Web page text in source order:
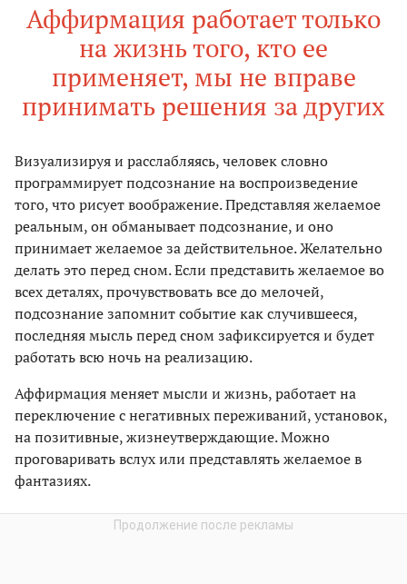
Аффирмация работает только
на жизнь того, кто ее
применяет, мы не вправе
принимать решения за других
Визуализируя и расслабляясь, человек словно
программирует подсознание на воспроизведение
того, что рисует воображение. Представляя желаемое
реальным, он обманывает подсознание, и оно
принимает желаемое за действительное. Желательно
делать это перед сном. Если представить желаемое во
всех деталях, прочувствовать все до мелочей,
подсознание запомнит событие как случившееся,
последняя мысль перед сном зафиксируется и будет
работать всю ночь на реализацию.
Аффирмация меняет мысли и жизнь, работает на
переключение с негативных переживаний, установок,
на позитивные, жизнеутверждающие. Можно
проговаривать вслух или представлять желаемое в
фантазиях.